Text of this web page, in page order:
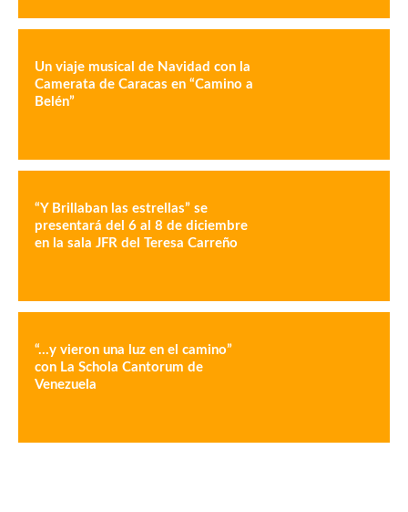
Un viaje musical de Navidad con la
Camerata de Caracas en “Camino a
Belén”
“Y Brillaban las estrellas” se
presentará del 6 al 8 de diciembre
en la sala JFR del Teresa Carreño
“…y vieron una luz en el camino”
con La Schola Cantorum de
Venezuela